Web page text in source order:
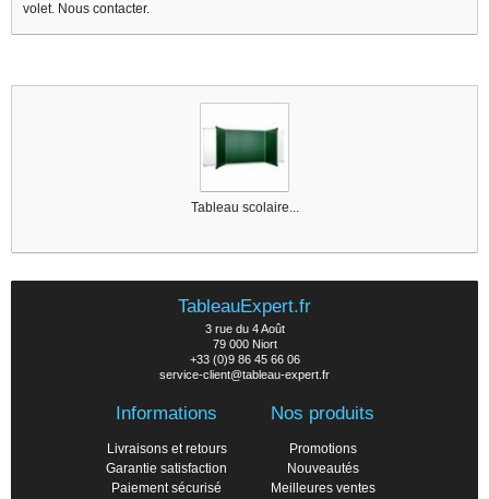
volet. Nous contacter.
Tableau scolaire...
TableauExpert.fr
3 rue du 4 Août
79 000 Niort
+33 (0)9 86 45 66 06
service-client@tableau-expert.fr
Informations
Livraisons et retours
Garantie satisfaction
Paiement sécurisé
Nos produits
Promotions
Nouveautés
Meilleures ventes